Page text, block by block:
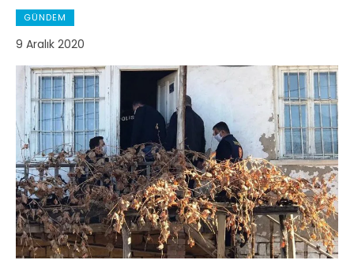
GÜNDEM
9 Aralık 2020